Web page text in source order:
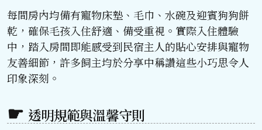
每間房內均備有寵物床墊、毛巾、水碗及迎賓狗狗餅
乾，確保毛孩入住舒適、備受重視。實際入住體驗
中，踏入房間即能感受到民宿主人的貼心安排與寵物
友善細節，許多飼主均於分享中稱讚這些小巧思令人
印象深刻。
透明規範與溫馨守則